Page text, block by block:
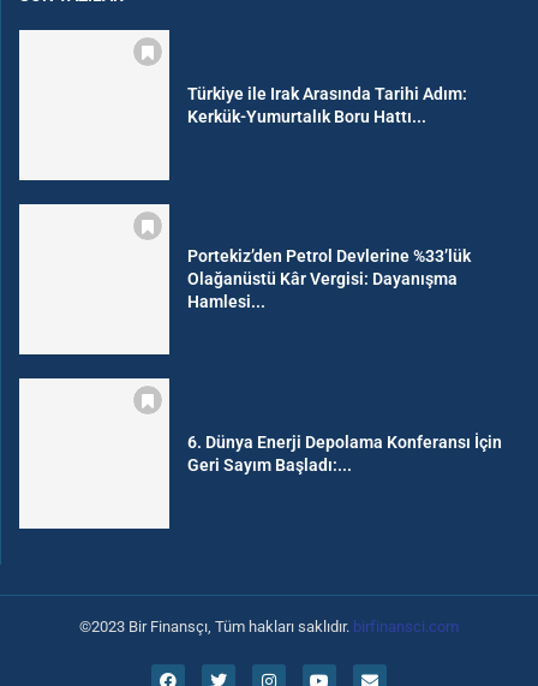
Türkiye ile Irak Arasında Tarihi Adım:
Kerkük-Yumurtalık Boru Hattı...
Portekiz’den Petrol Devlerine %33’lük
Olağanüstü Kâr Vergisi: Dayanışma
Hamlesi...
6. Dünya Enerji Depolama Konferansı İçin
Geri Sayım Başladı:...
©2023 Bir Finansçı, Tüm hakları saklıdır. birfinansci.com